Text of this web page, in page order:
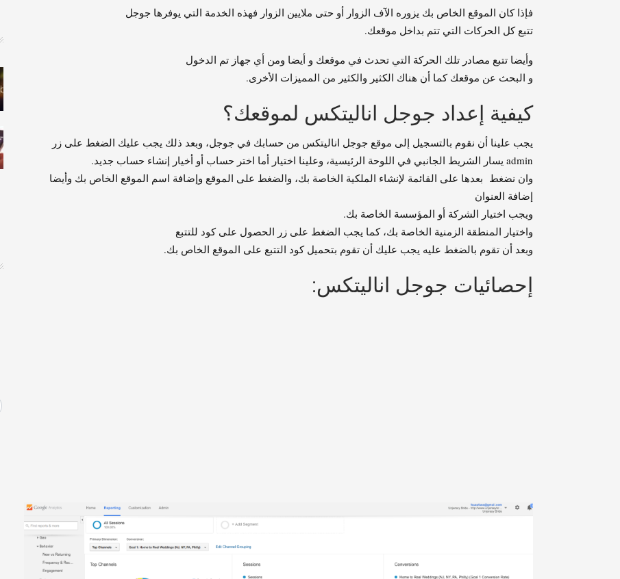
فإذا كان الموقع الخاص بك يزوره الآف الزوار أو حتى ملايين الزوار فهذه الخدمة التي يوفرها جوجل
تتبع كل الحركات التي تتم بداخل موقعك.
وأيضا تتبع مصادر تلك الحركة التي تحدث في موقعك و أيضا ومن أي جهاز تم الدخول
و البحث عن موقعك كما أن هناك الكثير والكثير من المميزات الأخرى.
كيفية إعداد جوجل اناليتكس لموقعك؟
يجب علينا أن نقوم بالتسجيل إلى موقع جوجل اناليتكس من حسابك في جوجل، وبعد ذلك يجب عليك الضغط على زر
admin يسار الشريط الجانبي في اللوحة الرئيسية، وعلينا اختيار أما اختر حساب أو أخيار إنشاء حساب جديد.
وان نضغط بعدها على القائمة لإنشاء الملكية الخاصة بك، والضغط على الموقع وإضافة اسم الموقع الخاص بك وأيضا
إضافة العنوان
ويجب اختيار الشركة أو المؤسسة الخاصة بك.
واختيار المنطقة الزمنية الخاصة بك، كما يجب الضغط على زر الحصول على كود للتتبع
وبعد أن تقوم بالضغط عليه يجب عليك أن تقوم بتحميل كود التتبع على الموقع الخاص بك.
إحصائيات جوجل اناليتكس: